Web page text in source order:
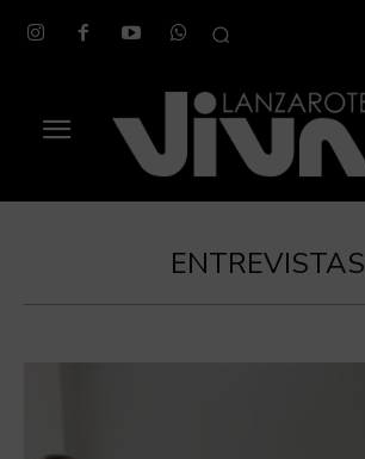
ENTREVISTAS